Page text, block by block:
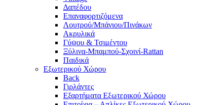
Δαπέδου
Επαναφορτιζόμενα
Λουτρού/Μπάνιου/Πινάκων
Ακρυλικά
Γύψου & Τσιμέντου
Ξύλινα-Μπαμπού-Σχοινί-Rattan
Παιδικά
Εξωτερικού Χώρου
Back
Γιρλάντες
Εξαρτήματα Εξωτερικού Χώρου